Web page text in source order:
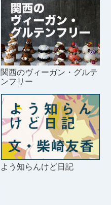
関西のヴィーガン・グルテ
ンフリー
よう知らんけど日記